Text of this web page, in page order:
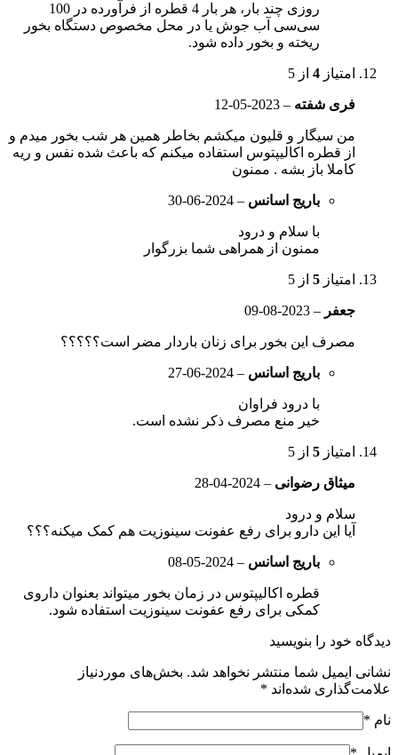
روزی چند بار، هر بار 4 قطره از فرآورده در 100
سی‌سی آب جوش یا در محل مخصوص دستگاه بخور
ریخته و بخور داده شود.
امتیاز4 از 5
فری شفته–
2023-05-12
من سیگار و قلیون میکشم بخاطر همین هر شب بخور میدم و
از قطره اکالیپتوس استفاده میکنم که باعث شده نفس و ریه
کاملا باز بشه . ممنون
باریج اسانس –
2024-06-30
با سلام و درود
ممنون از همراهی شما بزرگوار
امتیاز5 از 5
2023-08-09
مصرف این بخور برای زنان باردار مضر است؟؟؟؟؟
باریج اسانس –
2024-06-27
با درود فراوان
خیر منع مصرف ذکر نشده است.
امتیاز5 از 5
میثاق رضوانی –
2024-04-28
سلام و درود
آیا این دارو برای رفع عفونت سینوزیت هم کمک میکنه؟؟؟
باریج اسانس –
2024-05-08
قطره اکالیپتوس در زمان بخور میتواند بعنوان داروی
کمکی برای رفع عفونت سینوزیت استفاده شود.
خود را بنویسید
ایمیل شما منتشر نخواهد شد. بخش‌های موردنیاز
شده‌اند*